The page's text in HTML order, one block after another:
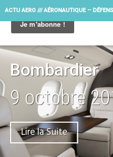
ACTU AERO /// AÉRONAUTIQUE –
Bombardier
9 octobre
Lire la Suite